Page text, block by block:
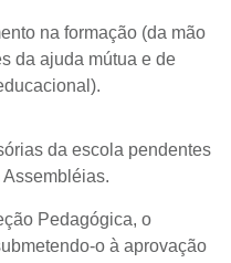
na formação (da mão
da ajuda mútua e de
da escola pendentes
Pedagógica, o
o à aprovação